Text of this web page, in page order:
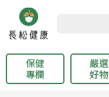
保健
專欄
嚴選
好物